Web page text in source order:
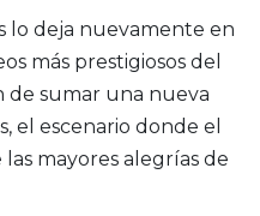
lo deja nuevamente en
más prestigiosos del
de sumar una nueva
el escenario donde el
mayores alegrías de